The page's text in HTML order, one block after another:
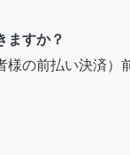
ますか？
様の前払い決済）